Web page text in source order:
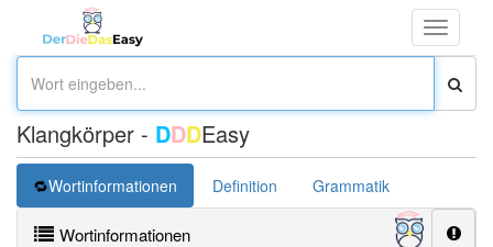
Toggle
Klangkörper - DDDEasy
Wortinformationen Definition Grammatik
Wortinformationen